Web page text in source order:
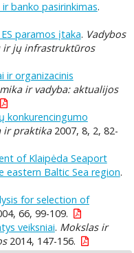
banko pasirinkimas.
paramos įtaka. Vadybos
ir jų infrastruktūros
ir organizacinis
ir vadyba: aktualijos
konkurencingumo
ir praktika2007, 8, 2, 82-
of Klaipėda Seaport
Baltic Sea region.
for selection of
66, 99-109.
veiksniai. Mokslas ir
2014, 147-156.